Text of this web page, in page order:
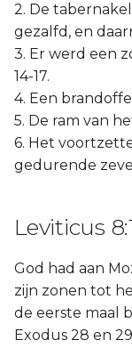
2. De
gezalfd, en
3. Er werd een
14-17.
4. Een
5. De ram van
6. Het
gedurende
Leviticus
God had aan
zijn zonen tot
de eerste maal
Exodus 28 en